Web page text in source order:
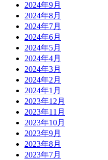
2024年9月
2024年8月
2024年7月
2024年6月
2024年5月
2024年4月
2024年3月
2024年2月
2024年1月
2023年12月
2023年11月
2023年10月
2023年9月
2023年8月
2023年7月